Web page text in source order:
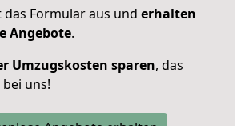
das Formular aus und erhalten
Angebote.
Umzugskosten sparen, das
uns!